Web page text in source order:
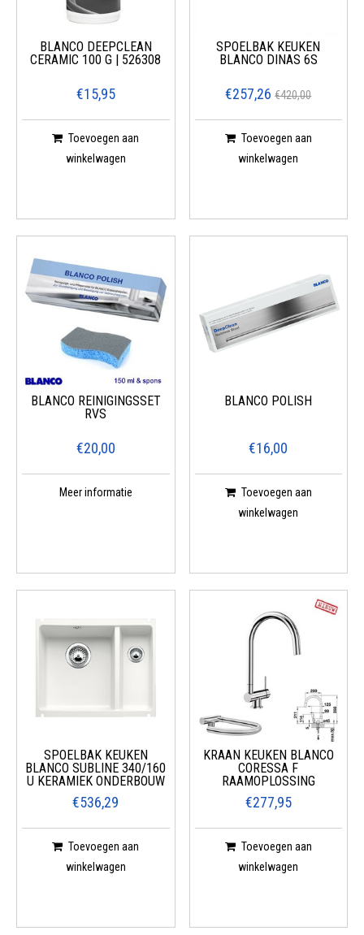
BLANCO DEEPCLEAN
CERAMIC 100 G | 526308
€15,95
Toevoegen aan
winkelwagen
SPOELBAK KEUKEN
BLANCO DINAS 6S
€257,26 €420,00
Toevoegen aan
winkelwagen
BLANCO REINIGINGSSET
RVS
€20,00
Meer informatie
BLANCO POLISH
€16,00
Toevoegen aan
winkelwagen
SPOELBAK KEUKEN
BLANCO SUBLINE 340/160
U KERAMIEK ONDERBOUW
€536,29
Toevoegen aan
winkelwagen
KRAAN KEUKEN BLANCO
CORESSA F
RAAMOPLOSSING
€277,95
Toevoegen aan
winkelwagen